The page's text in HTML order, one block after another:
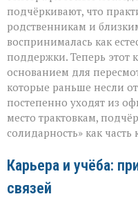
подчёркивают, что
родственникам и
воспринималась как
поддержки. Теперь этот
основанием для
которые раньше несли
постепенно уходят из
место трактовкам,
солидарность» как часть
Карьера и учёба:
связей